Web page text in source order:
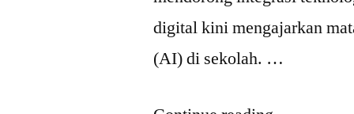
digital kini mengajarkan
(AI) di sekolah. …